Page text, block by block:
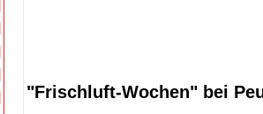
"Frischluft-Wochen" bei